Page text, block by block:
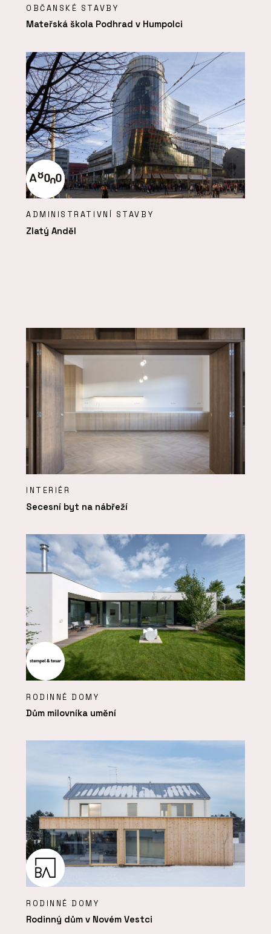
OBČANSKÉ STAVBY
Mateřská škola Podhrad v Humpolci
ADMINISTRATIVNÍ STAVBY
Zlatý Anděl
INTERIÉR
Secesní byt na nábřeží
RODINNÉ DOMY
Dům milovníka umění
RODINNÉ DOMY
Rodinný dům v Novém Vestci